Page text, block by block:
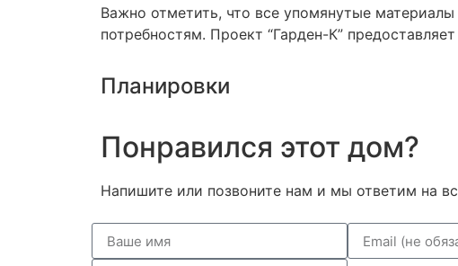
Важно отметить, что все упомянутые
потребностям. Проект “Гарден-К”
Планировки
Понравился этот дом?
Напишите или позвоните нам и мы ответим на